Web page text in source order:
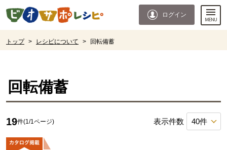
ページの先頭です。
ログイン
トップ > レシピについて > 回転備蓄
回転備蓄
19件(1/1ページ) 表示件数